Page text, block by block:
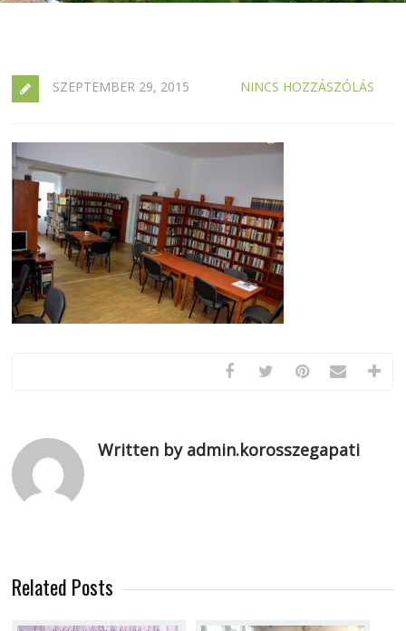
SZEPTEMBER 29, 2015 NINCS HOZZÁSZÓLÁS
Written by admin.korosszegapati
Related Posts